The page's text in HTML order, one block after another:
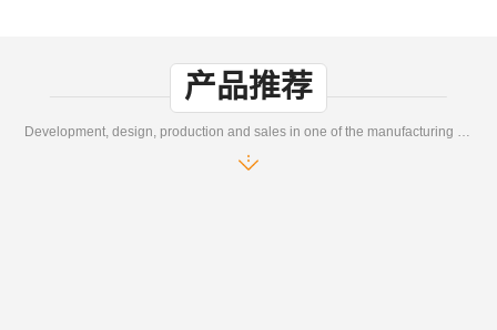
产品推荐
Development, design, production and sales in one of the manufacturing enterprises